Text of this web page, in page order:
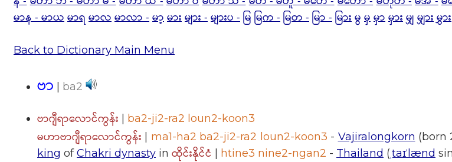
မာန - မာယမာရ မာလမာလာ -မာ့မားများ -များပ -မြ မြက -မြတ -မြာ -မြားမွ မှမှာမှားမျှ မျှားမွှား
Back to Dictionary Main Menu
ဗာ | ba2
ဗာဂျီရာလောင်ကွန်း | ba2-ji2-ra2 loun2-koon3
မဟာဗာဂျီရာလောင်ကွန်း | ma1-ha2 ba2-ji2-ra2 loun2-koon3 - Vajiralongkorn (born
king ofChakri dynasty in ထိုင်းနိုင်ငံ | htine3 nine2-ngan2 - Thailand (ˌtaɪˈlænd